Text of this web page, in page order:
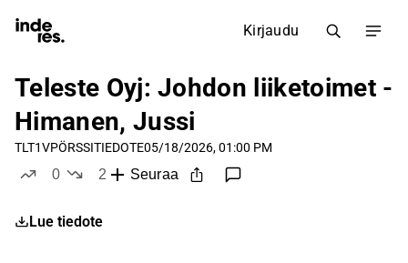
Kirjaudu
Teleste Oyj: Johdon liiketoimet -
Himanen, Jussi
TLT1VPÖRSSITIEDOTE05/18/2026, 01:00 PM
0
2
Seuraa
Lue tiedote